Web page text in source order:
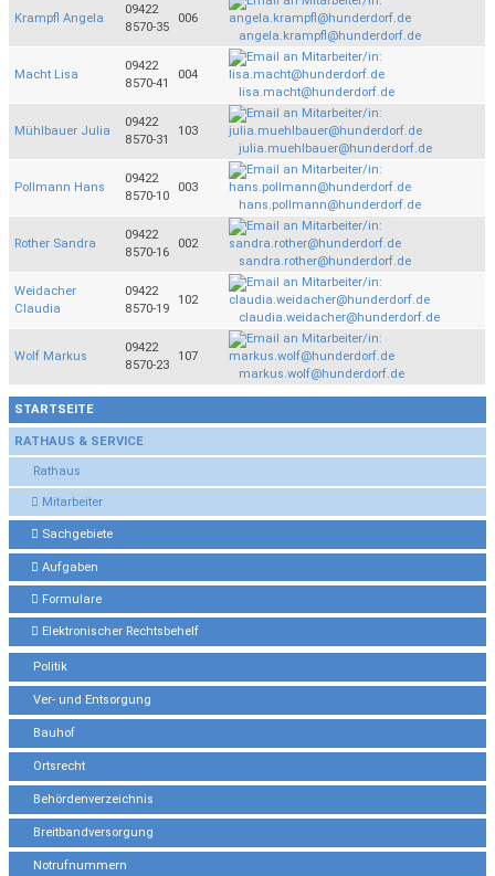
STARTSEITE
RATHAUS & SERVICE
Rathaus
Mitarbeiter
Sachgebiete
Aufgaben
Formulare
Elektronischer Rechtsbehelf
Politik
Ver- und Entsorgung
Bauhof
Ortsrecht
Behördenverzeichnis
Breitbandversorgung
Notrufnummern
Krampfl Angela
09422
8570-35
006
angela.krampfl@hunderdorf.de
Macht Lisa
09422
8570-41
004
lisa.macht@hunderdorf.de
Mühlbauer Julia
09422
8570-31
103
julia.muehlbauer@hunderdorf.de
Pollmann Hans
09422
8570-10
003
hans.pollmann@hunderdorf.de
Rother Sandra
09422
8570-16
002
sandra.rother@hunderdorf.de
Weidacher
Claudia
09422
8570-19
102
claudia.weidacher@hunderdorf.de
Wolf Markus
09422
8570-23
107
markus.wolf@hunderdorf.de